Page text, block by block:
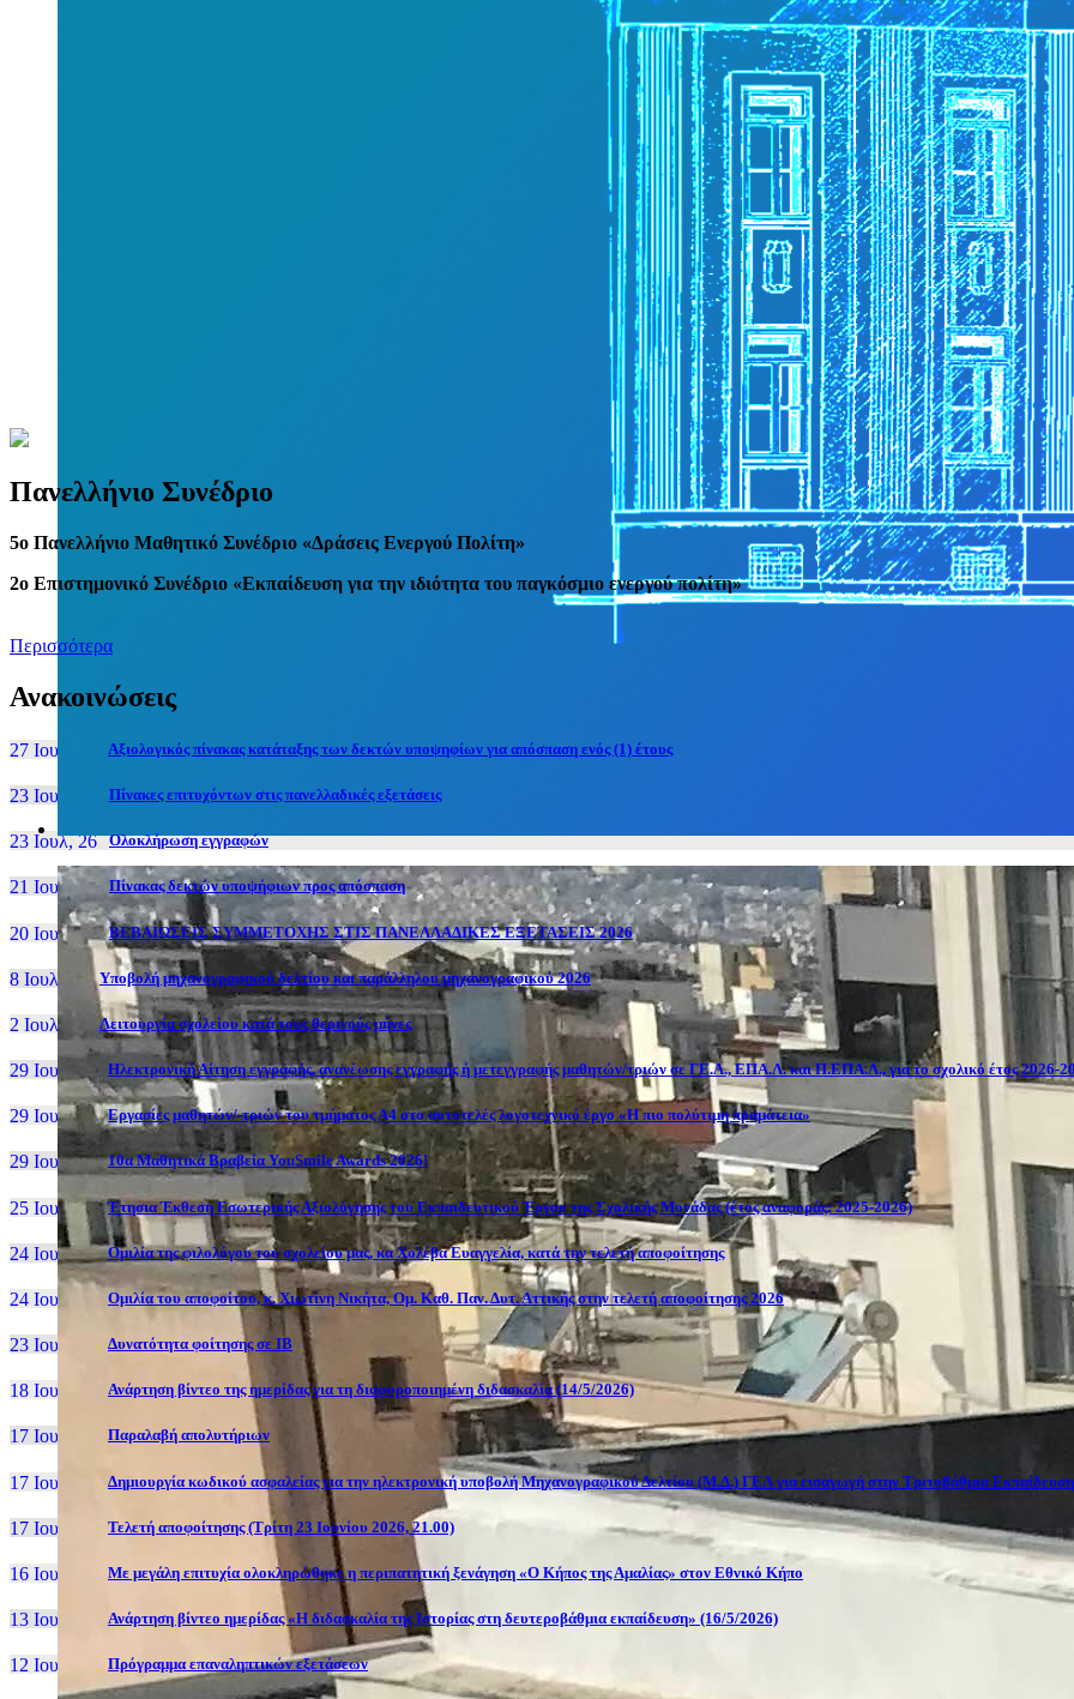
Πανελλήνιο Συνέδριο
5o Πανελλήνιο Μαθητικό Συνέδριο «Δράσεις Ενεργού Πολίτη»
2ο Επιστημονικό Συνέδριο «Εκπαίδευση για την ιδιότητα του παγκόσμιο ενεργού πολίτη»
Περισσότερα
Ανακοινώσεις
27 Ιουν, 26 Αξιολογικός πίνακας κατάταξης των δεκτών υποψηφίων για απόσπαση ενός (1) έτους
23 Ιουλ, 26 Πίνακες επιτυχόντων στις πανελλαδικές εξετάσεις
23 Ιουλ, 26 Ολοκλήρωση εγγραφών
21 Ιουλ, 26 Πίνακας δεκτών υποψήφιων προς απόσπαση
20 Ιουλ, 26 ΒΕΒΑΙΩΣΕΙΣ ΣΥΜΜΕΤΟΧΗΣ ΣΤΙΣ ΠΑΝΕΛΛΑΔΙΚΕΣ ΕΞΕΤΑΣΕΙΣ 2026
8 Ιουλ, 26 Υποβολή μηχανογραφικού δελτίου και παράλληλου μηχανογραφικού 2026
2 Ιουλ, 26 Λειτουργία σχολείου κατά τους θερινούς μήνες
29 Ιουν, 26 Ηλεκτρονική Αίτηση εγγραφής, ανανέωσης εγγραφής ή μετεγγραφής μαθητών/τριών σε ΓΕ.Λ., ΕΠΑ.Λ. και Π.ΕΠΑ.Λ., για το σχολικό έτος 2026-
29 Ιουν, 26 Εργασίες μαθητών/-τριών του τμήματος Α4 στο αυτοτελές λογοτεχνικό έργο «Η πιο πολύτιμη πραμάτεια»
29 Ιουν, 26 10α Μαθητικά Βραβεία YouSmile Awards 2026!
25 Ιουν, 26 Έτησια Έκθεση Εσωτερικής Αξιολόγησης του Εκπαιδευτικού Έργου της Σχολικής Μονάδας (έτος αναφοράς: 2025-2026)
24 Ιουν, 26 Ομιλία της φιλολόγου του σχολείου μας, κα Χολέβα Ευαγγελία, κατά την τελετή αποφοίτησης
24 Ιουν, 26 Ομιλία του αποφοίτου, κ. Χιωτίνη Νικήτα, Ομ. Καθ. Παν. Δυτ. Αττικής στην τελετή αποφοίτησης 2026
23 Ιουν, 26 Δυνατότητα φοίτησης σε ΙΒ
18 Ιουν, 26 Ανάρτηση βίντεο της ημερίδας για τη διαφοροποιημένη διδασκαλία (14/5/2026)
17 Ιουν, 26 Παραλαβή απολυτήριων
17 Ιουν, 26 Δημιουργία κωδικού ασφαλείας για την ηλεκτρονική υποβολή Μηχανογραφικού Δελτίου (Μ.Δ.) ΓΕΛ για εισαγωγή στην Τριτοβάθμια Εκπαίδευση
17 Ιουν, 26 Τελετή αποφοίτησης (Τρίτη 23 Ιουνίου 2026, 21.00)
16 Ιουν, 26 Με μεγάλη επιτυχία ολοκληρώθηκε η περιπατητική ξενάγηση «Ο Κήπος της Αμαλίας» στον Εθνικό Κήπο
13 Ιουν, 26 Ανάρτηση βίντεο ημερίδας «Η διδασκαλία της Ιστορίας στη δευτεροβάθμια εκπαίδευση» (16/5/2026)
12 Ιουν, 26 Πρόγραμμα επαναληπτικών εξετάσεων